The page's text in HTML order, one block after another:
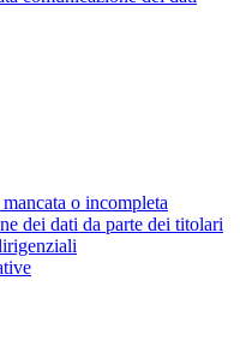
o incompleta
dei dati da parte dei titolari